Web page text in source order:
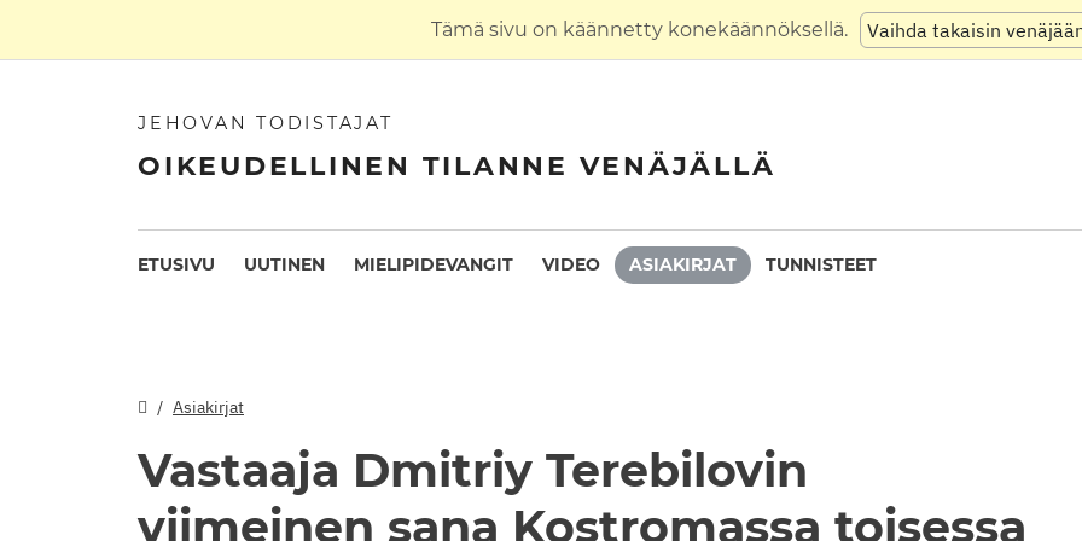
Tämä sivu on käännetty konekäännöksellä. Vaihda takaisin
JEHOVAN TODISTAJAT
OIKEUDELLINEN TILANNE VENÄJÄLLÄ
ETUSIVU UUTINEN MIELIPIDEVANGIT VIDEO ASIAKIRJAT TUNNISTEET
Asiakirjat
Vastaaja Dmitriy Terebilovin
viimeinen sana Kostromassa toisessa